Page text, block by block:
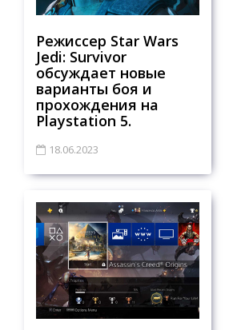
Режиссер Star Wars
Jedi: Survivor
обсуждает новые
варианты боя и
прохождения на
Playstation 5.
18.06.2023